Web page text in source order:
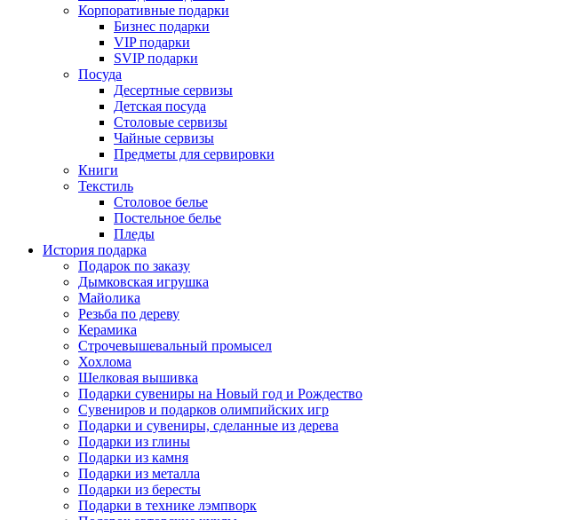
Корпоративные подарки
Бизнес подарки
VIP подарки
SVIP подарки
Посуда
Десертные сервизы
Детская посуда
Столовые сервизы
Чайные сервизы
Предметы для сервировки
Книги
Текстиль
Столовое белье
Постельное белье
Пледы
История подарка
Подарок по заказу
Дымковская игрушка
Майолика
Резьба по дереву
Керамика
Строчевышевальный промысел
Хохлома
Шелковая вышивка
Подарки сувениры на Новый год и Рождество
Сувениров и подарков олимпийских игр
Подарки и сувениры, сделанные из дерева
Подарки из глины
Подарки из камня
Подарки из металла
Подарки из бересты
Подарки в технике лэмпворк